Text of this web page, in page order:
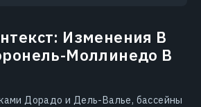
Изменения В
Моллинедо В
Дорадо и Дель-Валье, бассейны